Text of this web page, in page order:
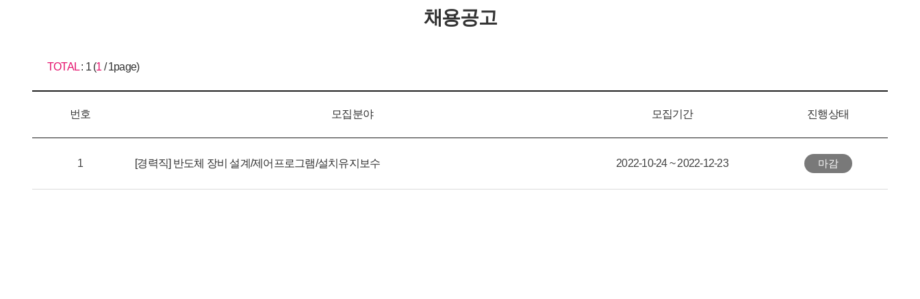
채용공고
TOTAL: 1 (1 / 1page)
번호 모집분야 모집기간 진행상태
1 [경력직] 반도체 장비 설계/제어프로그램/설치유지보수 2022-10-24 ~ 2022-12-23 마감